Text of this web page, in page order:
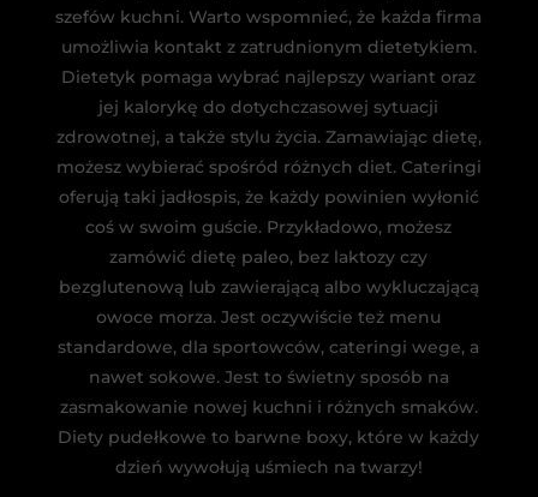
szefów kuchni. Warto wspomnieć, że każda firma
umożliwia kontakt z zatrudnionym dietetykiem.
Dietetyk pomaga wybrać najlepszy wariant oraz
jej kalorykę do dotychczasowej sytuacji
zdrowotnej, a także stylu życia. Zamawiając dietę,
możesz wybierać spośród różnych diet. Cateringi
oferują taki jadłospis, że każdy powinien wyłonić
coś w swoim guście. Przykładowo, możesz
zamówić dietę paleo, bez laktozy czy
bezglutenową lub zawierającą albo wykluczającą
owoce morza. Jest oczywiście też menu
standardowe, dla sportowców, cateringi wege, a
nawet sokowe. Jest to świetny sposób na
zasmakowanie nowej kuchni i różnych smaków.
Diety pudełkowe to barwne boxy, które w każdy
dzień wywołują uśmiech na twarzy!